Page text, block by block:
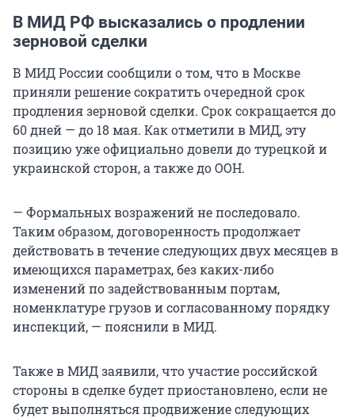
В МИД РФ высказались о продлении
зерновой сделки
В МИД России сообщили о том, что в Москве
приняли решение сократить очередной срок
продления зерновой сделки. Срок сокращается до
60 дней — до 18 мая. Как отметили в МИД, эту
позицию уже официально довели до турецкой и
украинской сторон, а также до ООН.
— Формальных возражений не последовало.
Таким образом, договоренность продолжает
действовать в течение следующих двух месяцев в
имеющихся параметрах, без каких-либо
изменений по задействованным портам,
номенклатуре грузов и согласованному порядку
инспекций, — пояснили в МИД.
Также в МИД заявили, что участие российской
стороны в сделке будет приостановлено, если не
будет выполняться продвижение следующих